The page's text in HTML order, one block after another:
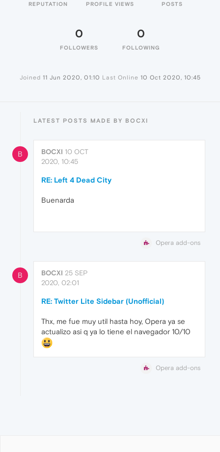
REPUTATION PROFILE VIEWS POSTS
0
FOLLOWERS
0
FOLLOWING
Joined 11 Jun 2020, 01:10 Last Online 10 Oct 2020, 10:45
LATEST POSTS MADE BY BOCXI
B BOCXI 10 OCT
2020, 10:45
RE: Left 4 Dead City
Buenarda
Opera add-ons
B BOCXI 25 SEP
2020, 02:01
RE: Twitter Lite Sidebar (Unofficial)
Thx, me fue muy util hasta hoy, Opera ya se
actualizo asi q ya lo tiene el navegador 10/10
Opera add-ons